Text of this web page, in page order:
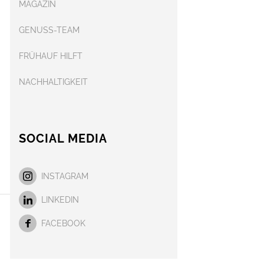
MAGAZIN
GENUSS-TEAM
FRÜHAUF HILFT
NACHHALTIGKEIT
SOCIAL MEDIA
INSTAGRAM
LINKEDIN
FACEBOOK